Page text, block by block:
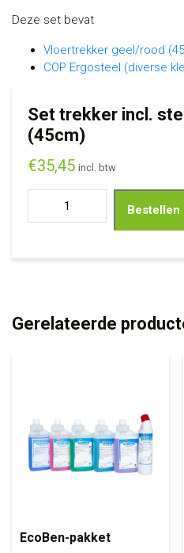
Deze set bevat
Vloertrekker geel/rood
COP Ergosteel (diverse
Set trekker incl.
(45cm)
€35,45 incl. btw
Bestellen
Gerelateerde
EcoBen-pakket